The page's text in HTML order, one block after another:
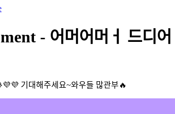
- 어머어머ㅓ 드디
기대해주세요~와우들 많관부🔥